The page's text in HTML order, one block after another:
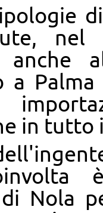
anche
a
in tutto
di Nola